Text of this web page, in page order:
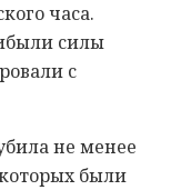
часа.
силы
с
не менее
были